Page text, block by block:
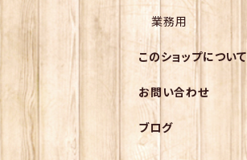
業務用
このショップについて
お問い合わせ
ブログ